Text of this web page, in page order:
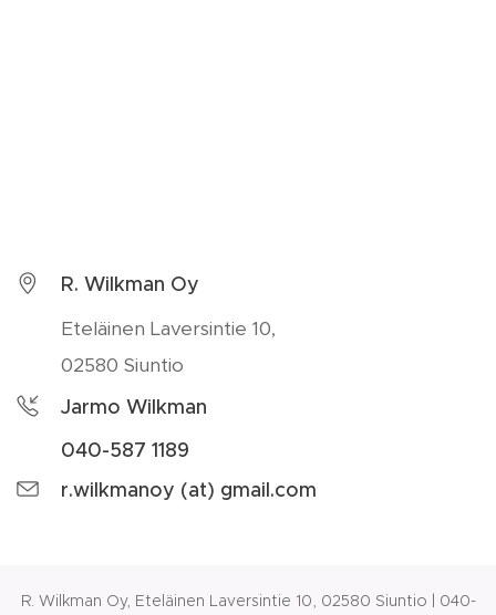
R. Wilkman Oy
Eteläinen Laversintie 10,
02580 Siuntio
Jarmo Wilkman
040-587 1189
r.wilkmanoy (at) gmail.com
R. Wilkman Oy, Eteläinen Laversintie 10, 02580 Siuntio | 040-